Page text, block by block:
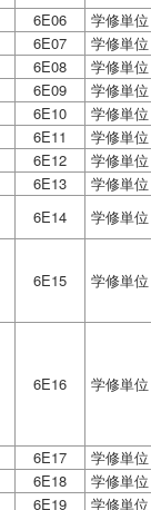
6E06
学修単位
6E07
学修単位
6E08
学修単位
6E09
学修単位
6E10
学修単位
6E11
学修単位
6E12
学修単位
6E13
学修単位
6E14 学修単位
6E15 学修単位
6E16 学修単位
6E17
学修単位
6E18
学修単位
6E19
学修単位